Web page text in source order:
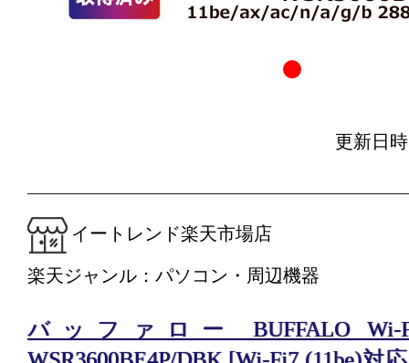
更新日
イートレンド楽天市場店
楽天ジャンル：パソコン・周辺機器
バッファロー BUFFALO